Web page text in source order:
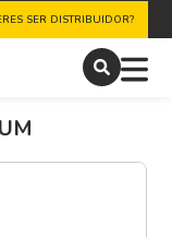
SER DISTRIBUIDOR?